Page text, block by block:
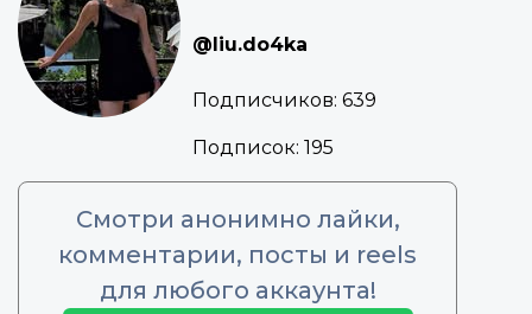
@liu.do4ka
Подписчиков: 639
Подписок: 195
Смотри анонимно лайки,
комментарии, посты и reels
для любого аккаунта!